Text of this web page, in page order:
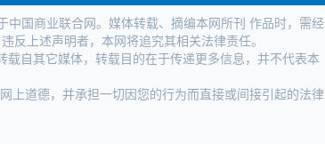
中国商业联合网。媒体转载、摘编本网所刊 作品时，需经
反上述声明者，本网将追究其相关法律责任。
载自其它媒体，转载目的在于传递更多信息，并不代表本
上道德，并承担一切因您的行为而直接或间接引起的法律